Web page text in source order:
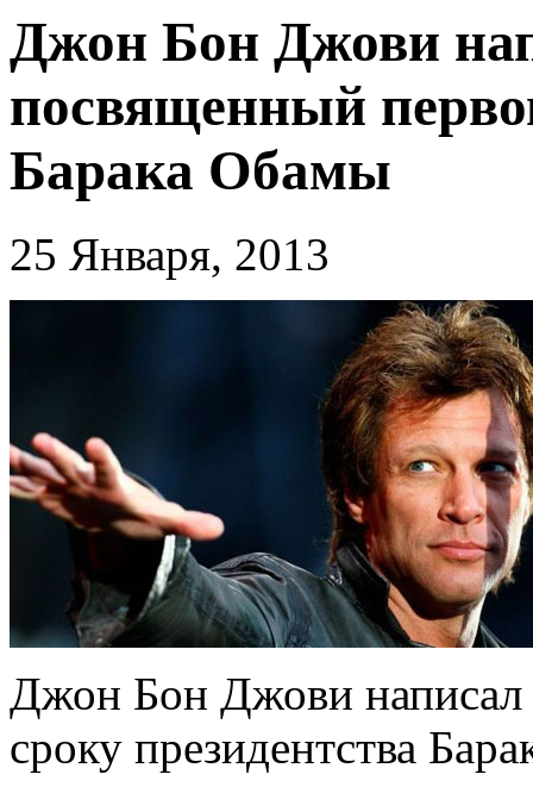
Джон Бон Джови
посвященный
Барака Обамы
25 Января, 2013
Джон Бон Джови
сроку президентства